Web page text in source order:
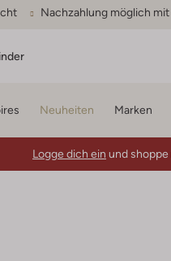
Nachzahlung möglich mit
Neuheiten Marken
Logge dich ein und shoppe